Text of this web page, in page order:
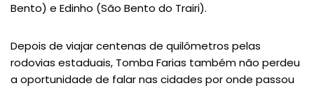
Bento) e Edinho (São Bento do Trairi).
Depois de viajar centenas de quilômetros pelas
rodovias estaduais, Tomba Farias também não perdeu
a oportunidade de falar nas cidades por onde passou